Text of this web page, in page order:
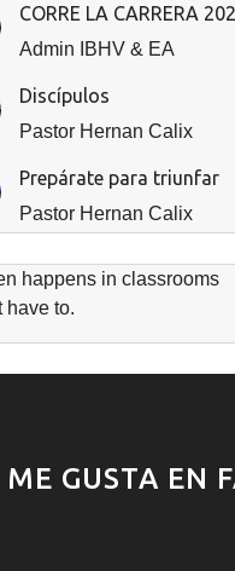
CORRE LA CARRERA
Admin IBHV & EA
Discípulos
Pastor Hernan Calix
Prepárate para triunfar
Pastor Hernan Calix
happens in classrooms
have to.
GUSTA EN